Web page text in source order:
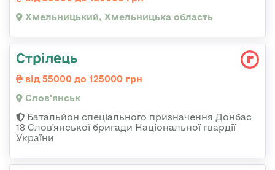
Хмельницький, Хмельницька область
Стрілець
від 55000 до 125000 грн
Слов'янськ
Батальйон спеціального призначення Донбас
18 Слов'янської бригади Національної гвардії
України